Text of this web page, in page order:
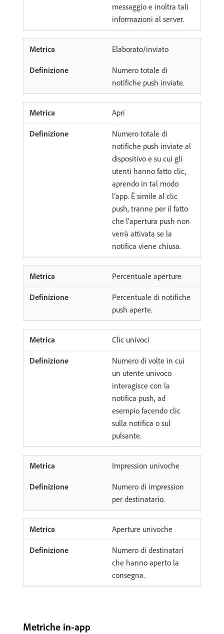
messaggio e inoltra tali
informazioni al server.
Elaborato/inviato
Numero totale di
notifiche push inviate.
Apri
Numero totale di
notifiche push inviate al
dispositivo e su cui gli
utenti hanno fatto clic,
aprendo in tal modo
l’app. È simile al clic
push, tranne per il fatto
che l'apertura push non
verrà attivata se la
notifica viene chiusa.
Percentuale aperture
Percentuale di notifiche
push aperte.
Clic univoci
Numero di volte in cui
un utente univoco
interagisce con la
notifica push, ad
esempio facendo clic
sulla notifica o sul
pulsante.
Impression univoche
Numero di impression
per destinatario.
Aperture univoche
Numero di destinatari
che hanno aperto la
consegna.
Metriche in-app